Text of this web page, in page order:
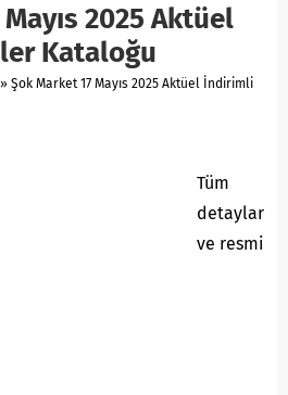
2025 Aktüel
Kataloğu
» Şok Market 17 Mayıs 2025 Aktüel İndirimli
Tüm
detaylar
ve resmi